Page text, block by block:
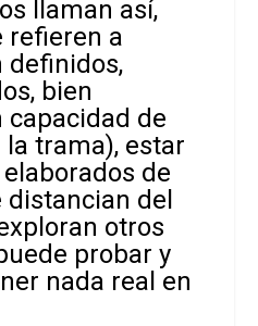
llaman así,
refieren a
definidos,
bien
de
trama), estar
de
del
otros
probar y
nada real en